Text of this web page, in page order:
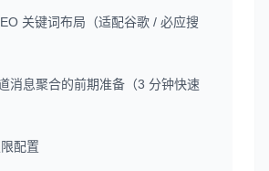
关键词布局（适配谷歌 / 必应搜
消息聚合的前期准备（3 分钟快速
配置